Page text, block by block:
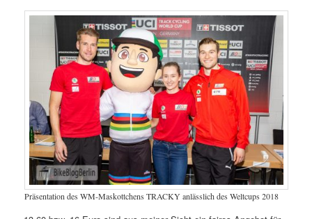
Präsentation des WM-Maskottchens TRACKY anlässlich des Weltcups 2018